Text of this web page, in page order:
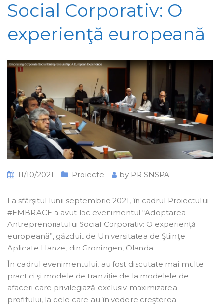
Social Corporativ: O
experienţă europeană
11/10/2021 Proiecte by PR SNSPA
La sfârşitul lunii septembrie 2021, în cadrul Proiectului
#EMBRACE a avut loc evenimentul “Adoptarea
Antreprenoriatului Social Corporativ: O experienţă
europeană”, găzduit de Universitatea de Ştiinţe
Aplicate Hanze, din Groningen, Olanda.
În cadrul evenimentului, au fost discutate mai multe
practici şi modele de tranziţie de la modelele de
afaceri care privilegiază exclusiv maximizarea
profitului, la cele care au în vedere creşterea